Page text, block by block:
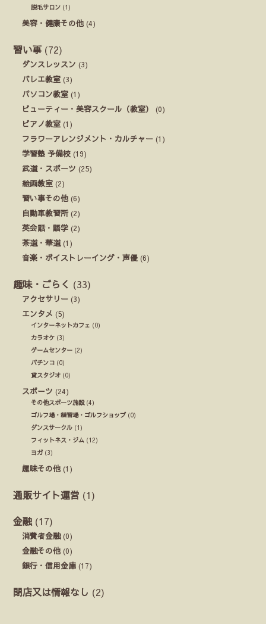
脱毛サロン (1)
美容・健康その他 (4)
習い事 (72)
ダンスレッスン (3)
バレエ教室 (3)
パソコン教室 (1)
ビューティー・美容スクール（教室）
(0)
ピアノ教室 (1)
フラワーアレンジメント・カルチャー (1)
学習塾 予備校 (19)
武道・スポーツ (25)
絵画教室 (2)
習い事その他 (6)
自動車教習所(2)
英会話・語学 (2)
茶道・華道(1)
音楽・ボイストレーイング・声優 (6)
趣味・ごらく (33)
アクセサリー (3)
エンタメ (5)
インターネットカフェ (0)
カラオケ (3)
ゲームセンター (2)
パチンコ (0)
貸スタジオ (0)
スポーツ (24)
その他スポーツ施設(4)
ゴルフ場・練習場・ゴルフショップ(0)
ダンスサークル (1)
フィットネス・ジム (12)
ヨガ (3)
趣味その他 (1)
通販サイト運営 (1)
金融 (17)
消費者金融(0)
金融その他 (0)
銀行・信用金庫 (17)
閉店又は情報なし (2)